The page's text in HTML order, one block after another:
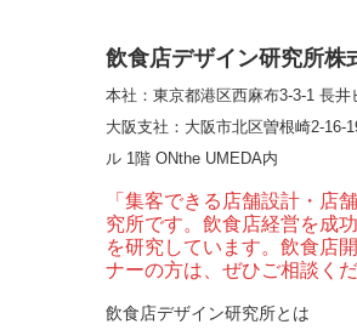
とライブ感を
和モダン串揚
「…
【Queux
ノルム）】
薦めな&…
飲食店デザイン研究所株
本社：東京都港区西麻布3-3-1 長井
大阪支社 ：大阪市北区曽根崎2-16-
ル 1階 ONthe UMEDA内
「集客できる店舗設計・店
究所です。飲食店経営を成
を研究しています。飲食店
ナーの方は、ぜひご相談くだ
飲食店デザイン研究所とは